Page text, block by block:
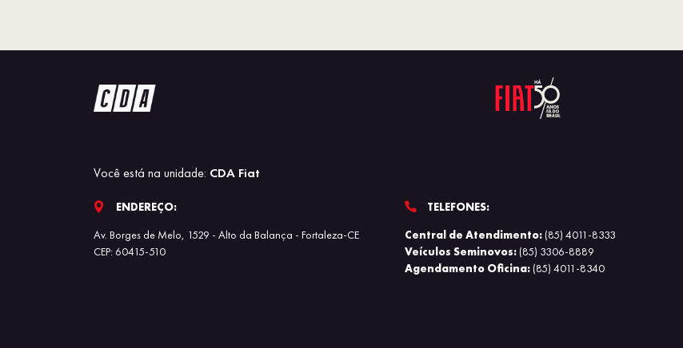
Você está na unidade: CDA Fiat
ENDEREÇO:
Av. Borges de Melo, 1529 - Alto da Balança - Fortaleza-CE
CEP: 60415-510
TELEFONES:
Central de Atendimento:(85) 4011-8333
Veículos Seminovos:(85) 3306-8889
Agendamento Oficina:(85) 4011-8340